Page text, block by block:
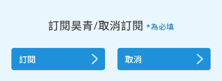
訂閱昊青/取消訂閱 *為必填
訂閱 取消